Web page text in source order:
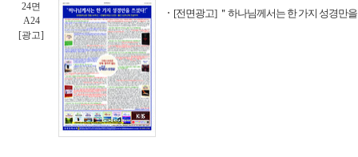
24면
A24
[광고]
[전면광고] ＂하나님께서는 한 가지 성경만